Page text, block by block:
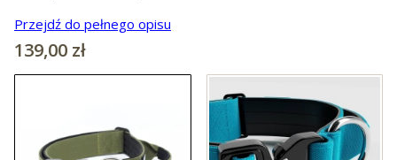
Przejdź do pełnego opisu
Cena
139,00 zł